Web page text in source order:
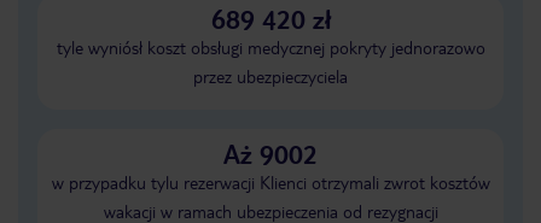
689 420 zł
tyle wyniósł koszt obsługi medycznej pokryty jednorazowo
przez ubezpieczyciela
Aż 9002
w przypadku tylu rezerwacji Klienci otrzymali zwrot kosztów
wakacji w ramach ubezpieczenia od rezygnacji